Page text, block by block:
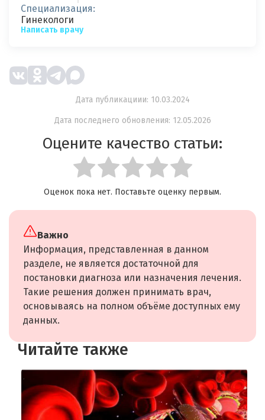
Специализация:
Гинекологи
Написать врачу
Дата публикациии: 10.03.2024
Дата последнего обновления: 12.05.2026
Оцените качество статьи:
Оценок пока нет. Поставьте оценку первым.
Важно
Информация, представленная в данном
разделе, не является достаточной для
постановки диагноза или назначения лечения.
Такие решения должен принимать врач,
основываясь на полном объёме доступных ему
данных.
Читайте также